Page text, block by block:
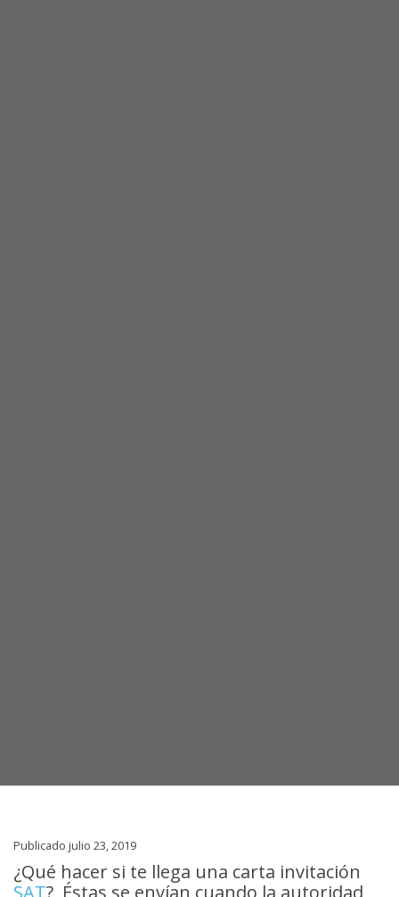
Publicado julio 23, 2019
¿Qué hacer si te llega una carta invitación